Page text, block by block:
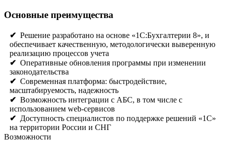
Основные преимущества
✔ Решение разработано на основе «1С:Бухгалтерии 8», и
обеспечивает качественную, методологически выверенную
реализацию процессов учета
✔ Оперативные обновления программы при изменении
законодательства
✔ Современная платформа: быстродействие,
масштабируемость, надежность
✔ Возможность интеграции с АБС, в том числе с
использованием web-сервисов
✔ Доступность специалистов по поддержке решений «1С»
на территории России и СНГ
Возможности